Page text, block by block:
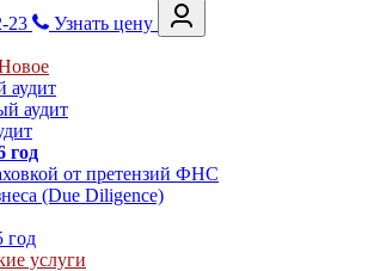
23
Узнать цену
аудит
аудит
год
от претензий ФНС
(Due Diligence)
год
услуги